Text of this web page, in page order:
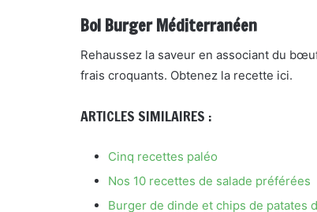
Bol Burger Méditerranéen
Rehaussez la saveur en associant du
frais croquants. Obtenez la recette ici.
ARTICLES SIMILAIRES :
Cinq recettes paléo
Nos 10 recettes de salade préférées
Burger de dinde et chips de patates